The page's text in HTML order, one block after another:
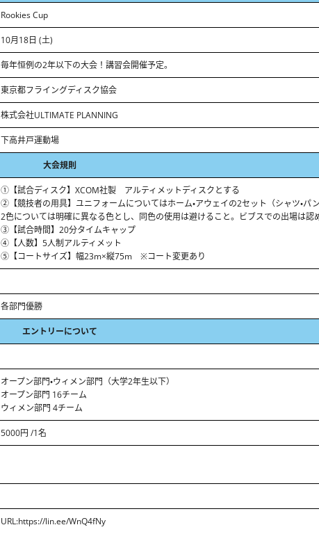
Rookies Cup
10月18日 (土)
毎年恒例の2年以下の大会！講習会開催予定。
東京都フライングディスク協会
株式会社ULTIMATE PLANNING
下⾼井⼾運動場
大会規則
①【試合ディスク】XCOM社製 アルティメットディスクとする
②【競技者の用具】ユニフォームについてはホーム・アウェイの2セット（シャツ・パ
2色については明確に異なる色とし、同色の使用は避けること。ビブスでの出場は認
③【試合時間】20分タイムキャップ
④【人数】5人制アルティメット
⑤【コートサイズ】幅23m×縦75m ※コート変更あり
各部門優勝
エントリーについて
オープン部門・ウィメン部門（大学2年生以下）
オープン部門 16チーム
ウィメン部門 4チーム
5000円 /1名
URL:https://lin.ee/WnQ4fNy